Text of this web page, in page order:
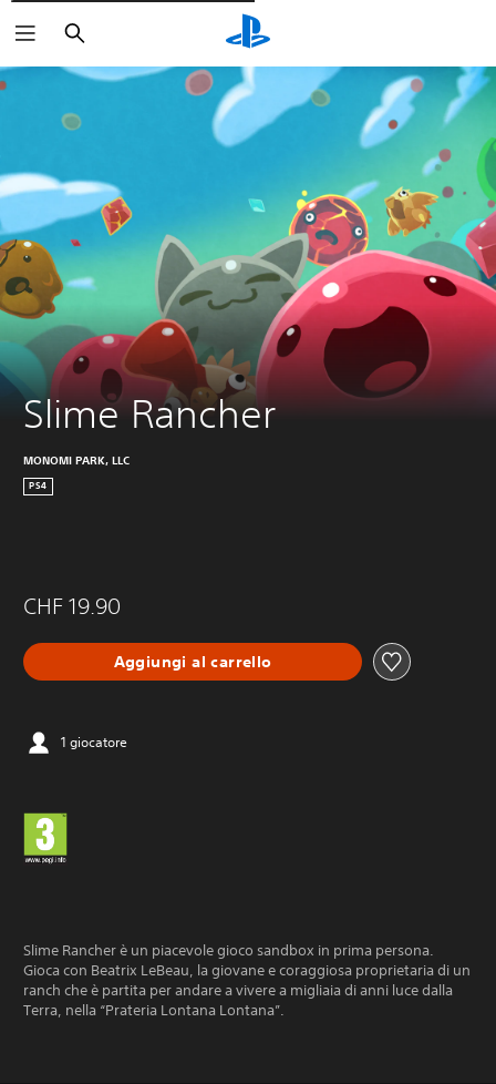
Cerca
Slime Rancher
MONOMI PARK, LLC
PS4
CHF 19.90
Aggiungi al carrello
1 giocatore
Slime Rancher è un piacevole gioco sandbox in prima persona.
Gioca con Beatrix LeBeau, la giovane e coraggiosa proprietaria di un
ranch che è partita per andare a vivere a migliaia di anni luce dalla
Terra, nella “Prateria Lontana Lontana”.